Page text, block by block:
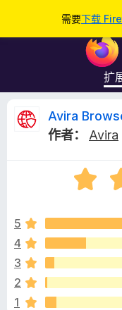
需要下载
扩
A
r
a
B
Avira
作者：
Avira
评
分
.
/
5
4
3
2
1